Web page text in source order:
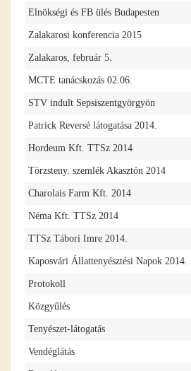
Elnökségi és FB ülés Budapesten
Zalakarosi konferencia 2015
Zalakaros, február 5.
MCTE tanácskozás 02.06.
STV indult Sepsiszentgyörgyön
Patrick Reversé látogatása 2014.
Hordeum Kft. TTSz 2014
Törzsteny. szemlék Akasztón 2014
Charolais Farm Kft. 2014
Néma Kft. TTSz 2014
TTSz Tábori Imre 2014.
Kaposvári Állattenyésztési Napok 2014.
Protokoll
Közgyűlés
Tenyészet-látogatás
Vendéglátás